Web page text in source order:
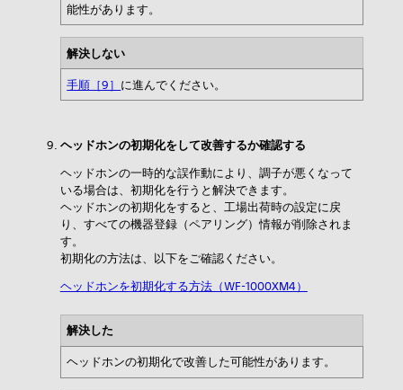
能性があります。
解決しない
手順［9］ に進んでください。
ヘッドホンの初期化をして改善するか確認する
ヘッドホンの一時的な誤作動により、調子が悪くなって
いる場合は、初期化を行うと解決できます。
ヘッドホンの初期化をすると、工場出荷時の設定に戻
り、すべての機器登録（ペアリング）情報が削除されま
す。
初期化の方法は、以下をご確認ください。
ヘッドホンを初期化する方法（WF-1000XM4）
解決した
ヘッドホンの初期化で改善した可能性があります。